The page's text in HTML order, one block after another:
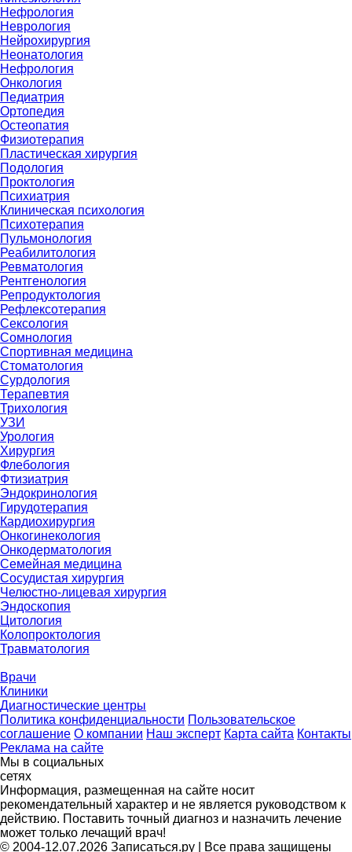
Нефрология
Неврология
Нейрохирургия
Неонатология
Нефрология
Онкология
Педиатрия
Ортопедия
Остеопатия
Физиотерапия
Пластическая хирургия
Подология
Проктология
Психиатрия
Клиническая психология
Психотерапия
Пульмонология
Реабилитология
Ревматология
Рентгенология
Репродуктология
Рефлексотерапия
Сексология
Сомнология
Спортивная медицина
Стоматология
Сурдология
Терапевтия
Трихология
УЗИ
Урология
Хирургия
Флебология
Фтизиатрия
Эндокринология
Гирудотерапия
Кардиохирургия
Онкогинекология
Онкодерматология
Семейная медицина
Сосудистая хирургия
Челюстно-лицевая хирургия
Эндоскопия
Цитология
Колопроктология
Травматология
Врачи
Клиники
Диагностические центры
Политика конфиденциальности Пользовательское
соглашение О компании Наш эксперт Карта сайта Контакты
Реклама на сайте
Мы в социальных
сетях
Информация, размещенная на сайте носит
рекомендательный характер и не является руководством к
действию. Поставить точный диагноз и назначить лечение
может только лечащий врач!
© 2004-12.07.2026 Записаться.ру | Все права защищены